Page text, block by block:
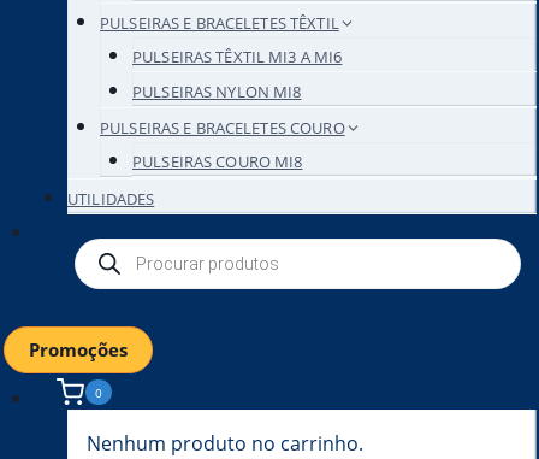
PULSEIRAS E BRACELETES TÊXTIL
PULSEIRAS TÊXTIL MI3 A MI6
PULSEIRAS NYLON MI8
PULSEIRAS E BRACELETES COURO
PULSEIRAS COURO MI8
UTILIDADES
Products
search
Promoções
0
Nenhum produto no carrinho.